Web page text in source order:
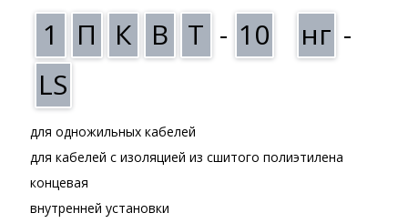
1 П К В Т - 10 нг -
LS
для одножильных кабелей
для кабелей с изоляцией из сшитого полиэтилена
концевая
внутренней установки